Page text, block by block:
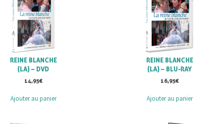
REINE BLANCHE
(LA) – DVD
14,95€
Ajouter au panier
REINE BLANCHE
(LA) – BLU-RAY
16,95€
Ajouter au panier